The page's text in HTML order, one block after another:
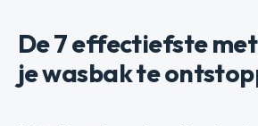
De 7 effectiefste
je wasbak te